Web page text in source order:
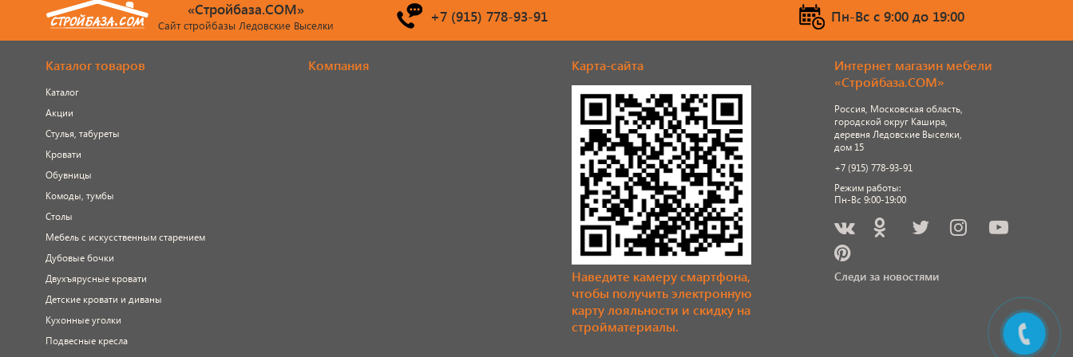
«Стройбаза.COM»
Сайт стройбазы Ледовские Выселки +7 (915) 778-93-91 Пн-Вс c 9:00 до 19:00
Каталог товаров
Каталог
Акции
Стулья, табуреты
Кровати
Обувницы
Комоды, тумбы
Столы
Мебель с искусственным старением
Дубовые бочки
Двухъярусные кровати
Детские кровати и диваны
Кухонные уголки
Подвесные кресла
Компания Карта-сайта
Наведите камеру смартфона,
чтобы получить электронную
карту лояльности и скидку на
стройматериалы.
Интернет магазин мебели
«Стройбаза.COM»
Россия, Московская область,
городской округ Кашира,
деревня Ледовские Выселки,
дом 15
+7 (915) 778-93-91
Режим работы:
Пн-Вс 9:00-19:00
Следи за новостями